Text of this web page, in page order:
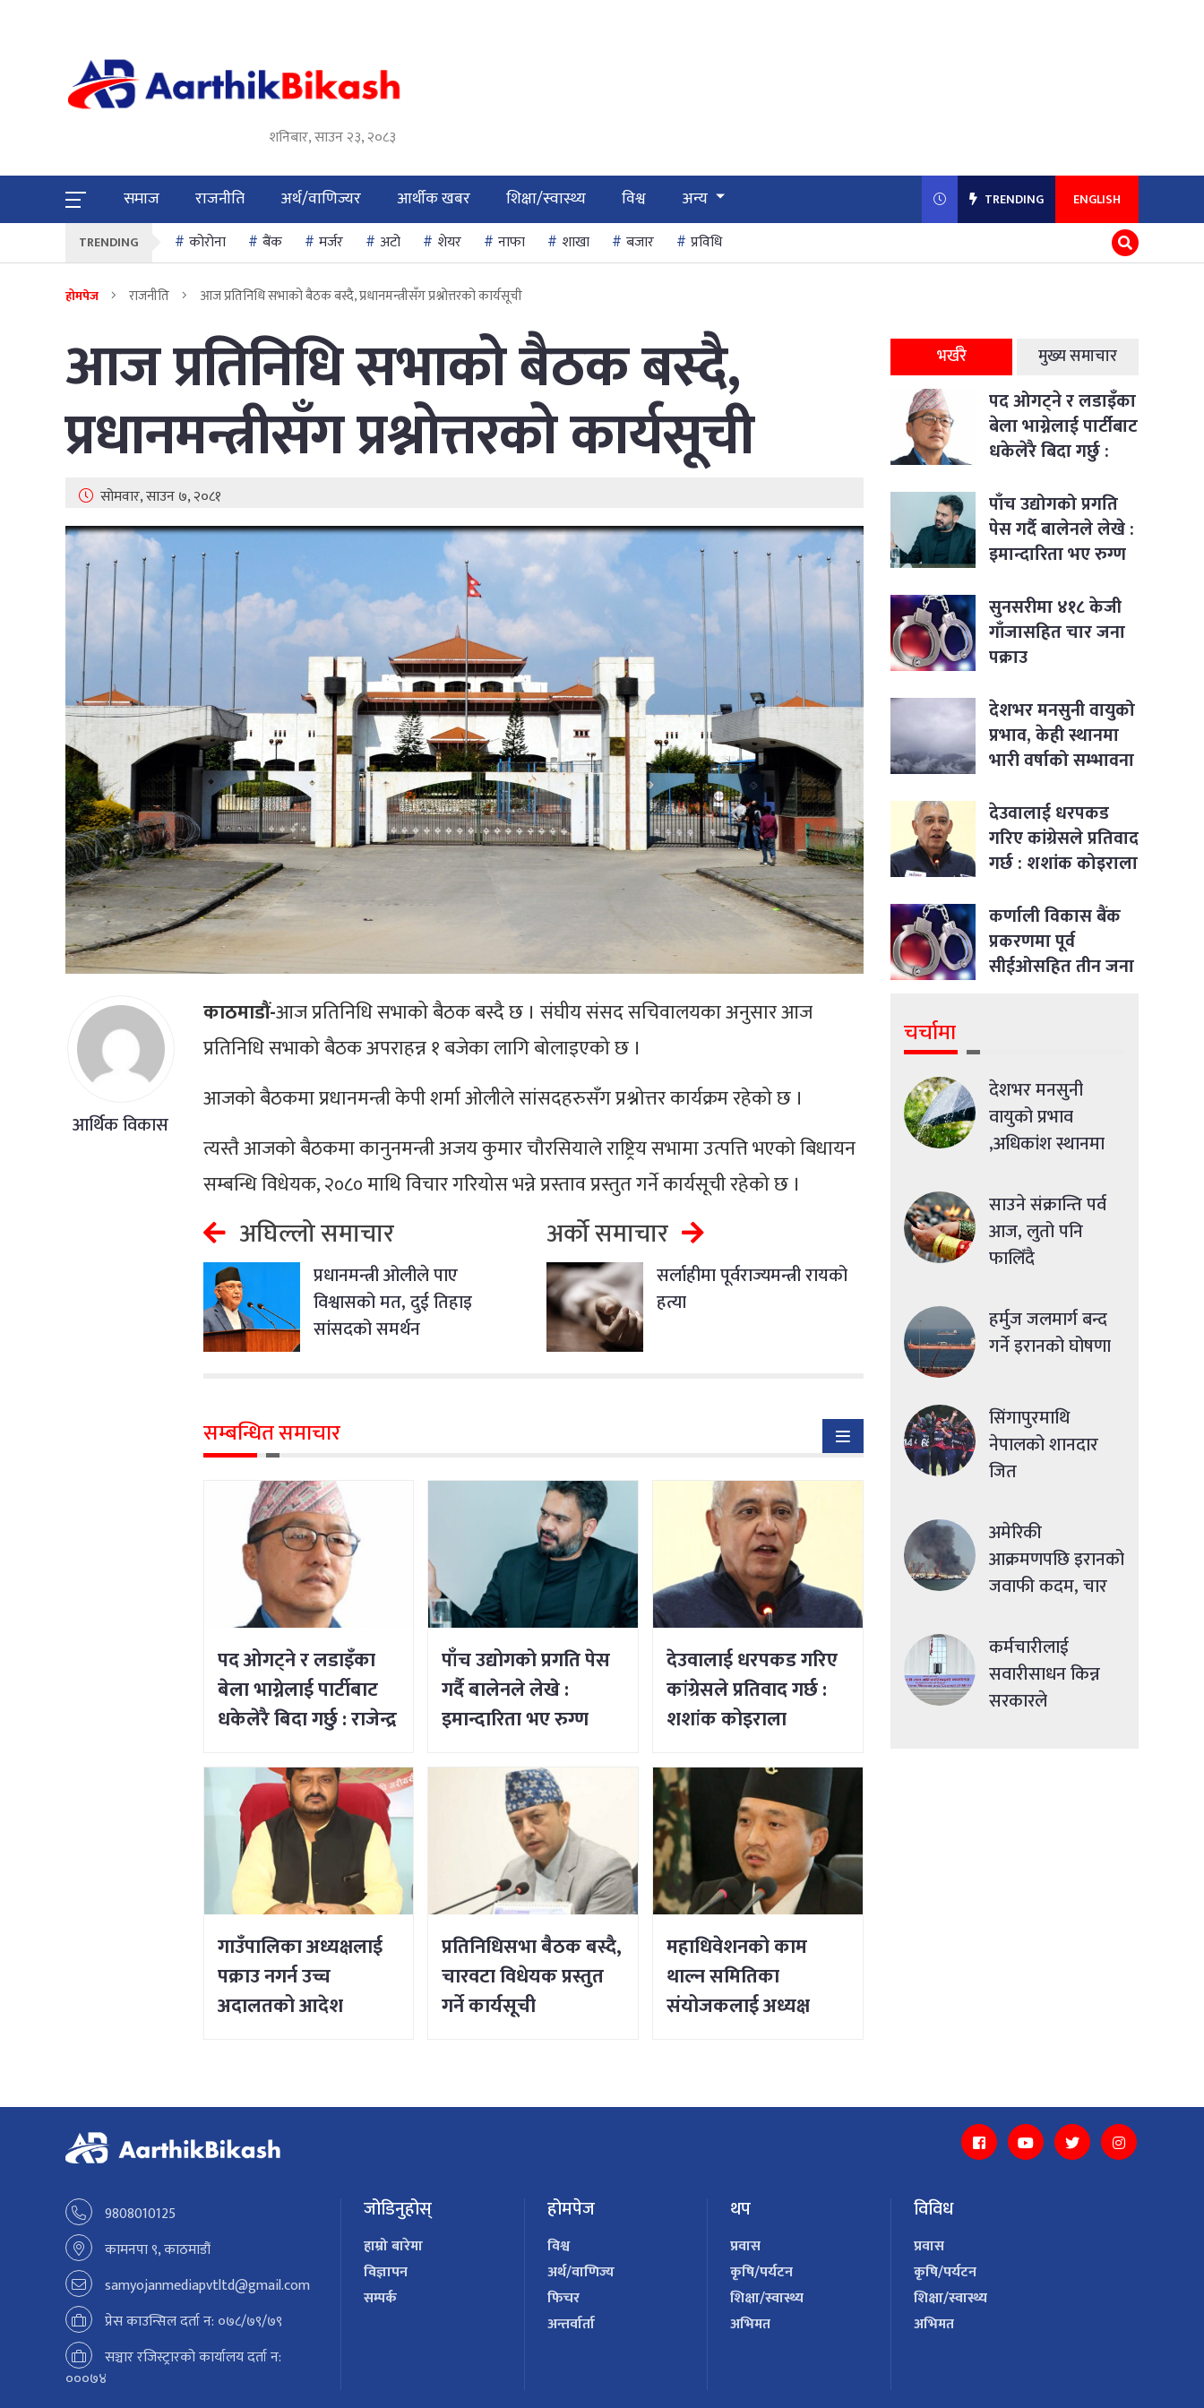
शनिबार, साउन २३, २०८३
समाज राजनीति अर्थ/वाणिज्यर आर्थीक खबर शिक्षा/स्वास्थ्य विश्व अन्य TRENDING ENGLISH
TRENDING कोरोना बैंक मर्जर अटो शेयर नाफा शाखा बजार प्रविधि
होमपेज राजनीति आज प्रतिनिधि सभाको बैठक बस्दै, प्रधानमन्त्रीसँग प्रश्नोत्तरको कार्यसूची
आज प्रतिनिधि सभाको बैठक बस्दै,
प्रधानमन्त्रीसँग प्रश्नोत्तरको कार्यसूची
सोमवार, साउन ७, २०८१
आर्थिक विकास
काठमाडौं-आज प्रतिनिधि सभाको बैठक बस्दै छ । संघीय संसद सचिवालयका अनुसार आज
प्रतिनिधि सभाको बैठक अपराहन्न १ बजेका लागि बोलाइएको छ ।
आजको बैठकमा प्रधानमन्त्री केपी शर्मा ओलीले सांसदहरुसँग प्रश्नोत्तर कार्यक्रम रहेको छ ।
त्यस्तै आजको बैठकमा कानुनमन्त्री अजय कुमार चौरसियाले राष्ट्रिय सभामा उत्पत्ति भएको बिधायन
सम्बन्धि विधेयक, २०८० माथि विचार गरियोस भन्ने प्रस्ताव प्रस्तुत गर्ने कार्यसूची रहेको छ ।
अघिल्लो समाचार
प्रधानमन्त्री ओलीले पाए
विश्वासको मत, दुई तिहाइ
सांसदको समर्थन
अर्को समाचार
सर्लाहीमा पूर्वराज्यमन्त्री रायको
हत्या
सम्बन्धित समाचार
पद ओगट्ने र लडाइँका
बेला भाग्नेलाई पार्टीबाट
धकेलेरै बिदा गर्छु : राजेन्द्र
पाँच उद्योगको प्रगति पेस
गर्दै बालेनले लेखे :
इमान्दारिता भए रुग्ण
भर्न सकिने रहेछ
देउवालाई धरपकड गरिए
कांग्रेसले प्रतिवाद गर्छ :
शशांक कोइराला
गाउँपालिका अध्यक्षलाई
पक्राउ नगर्न उच्च
अदालतको आदेश
प्रतिनिधिसभा बैठक बस्दै,
चारवटा विधेयक प्रस्तुत
गर्ने कार्यसूची
महाधिवेशनको काम
थाल्न समितिका
संयोजकलाई अध्यक्ष
भर्खरै मुख्य समाचार
पद ओगट्ने र लडाइँका
बेला भाग्नेलाई पार्टीबाट
धकेलेरै बिदा गर्छु :
पाँच उद्योगको प्रगति
पेस गर्दै बालेनले लेखे :
इमान्दारिता भए रुग्ण
जीवन भर्न सकिने रहेछ
सुनसरीमा ४१८ केजी
गाँजासहित चार जना
पक्राउ
देशभर मनसुनी वायुको
प्रभाव, केही स्थानमा
भारी वर्षाको सम्भावना
देउवालाई धरपकड
गरिए कांग्रेसले प्रतिवाद
गर्छ : शशांक कोइराला
कर्णाली विकास बैंक
प्रकरणमा पूर्व
सीईओसहित तीन जना
चर्चामा
देशभर मनसुनी
वायुको प्रभाव
,अधिकांश स्थानमा
साउने संक्रान्ति पर्व
आज, लुतो पनि
फालिँदै
हर्मुज जलमार्ग बन्द
गर्ने इरानको घोषणा
सिंगापुरमाथि
नेपालको शानदार
जित
अमेरिकी
आक्रमणपछि इरानको
जवाफी कदम, चार
कर्मचारीलाई
सवारीसाधन किन्न
सरकारले
9808010125
कामनपा ९, काठमाडौं
samyojanmediapvtltd@gmail.com
प्रेस काउन्सिल दर्ता न: ०७८/७९/७९
सञ्चार रजिस्ट्रारको कार्यालय दर्ता न:
०००७४
जोडिनुहोस्
हाम्रो बारेमा
विज्ञापन
सम्पर्क
होमपेज
विश्व
अर्थ/वाणिज्य
फिचर
अन्तर्वार्ता
थप
प्रवास
कृषि/पर्यटन
शिक्षा/स्वास्थ्य
अभिमत
विविध
प्रवास
कृषि/पर्यटन
शिक्षा/स्वास्थ्य
अभिमत